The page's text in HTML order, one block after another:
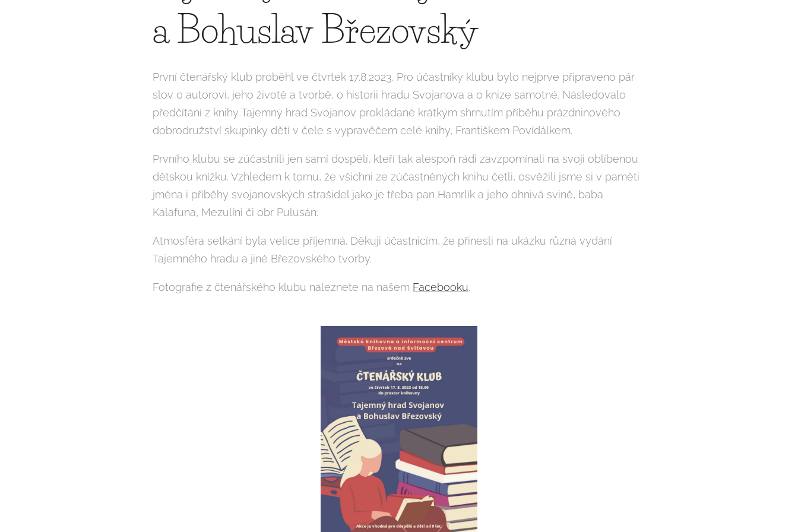
a Bohuslav Březovský
První čtenářský klub proběhl ve čtvrtek 17.8.2023. Pro účastníky klubu bylo nejprve připraveno pár
slov o autorovi, jeho životě a tvorbě, o historii hradu Svojanova a o knize samotné. Následovalo
předčítání z knihy Tajemný hrad Svojanov prokládané krátkým shrnutím příběhu prázdninového
dobrodružství skupinky dětí v čele s vypravěčem celé knihy, Františkem Povídálkem.
Prvního klubu se zúčastnili jen samí dospělí, kteří tak alespoň rádi zavzpomínali na svoji oblíbenou
dětskou knížku. Vzhledem k tomu, že všichni ze zúčastněných knihu četli, osvěžili jsme si v paměti
jména i příběhy svojanovských strašidel jako je třeba pan Hamrlík a jeho ohnivá svině, baba
Kalafuna, Mezulíni či obr Pulusán.
Atmosféra setkání byla velice příjemná. Děkuji účastnicím, že přinesli na ukázku různá vydání
Tajemného hradu a jiné Březovského tvorby.
Fotografie z čtenářského klubu naleznete na našem Facebooku.